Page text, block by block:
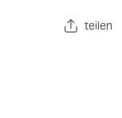
teilen